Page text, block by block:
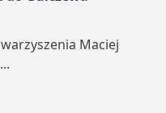
Maciej
...